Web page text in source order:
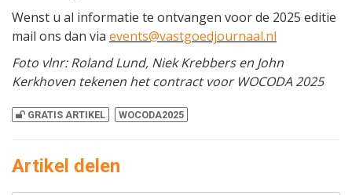
Wenst u al informatie te ontvangen voor de 2025 editie
mail ons dan via events@vastgoedjournaal.nl
Foto vlnr: Roland Lund, Niek Krebbers en John
Kerkhoven tekenen het contract voor WOCODA 2025
GRATIS ARTIKEL WOCODA2025
Artikel delen